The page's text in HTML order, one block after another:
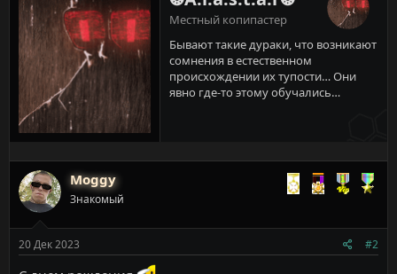
Местный копипастер
Бывают такие дураки, что возникают
сомнения в естественном
происхождении их тупости… Они
явно где-то этому обучались…
Moggy
Знакомый
20 Дек 2023 #2